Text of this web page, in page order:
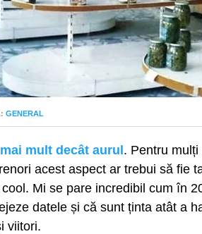
GENERAL
mai mult decât aurul . Pentru
acest aspect ar trebui să fie
Mi se pare incredibil cum în
datele și că sunt ținta atât a
viitori.